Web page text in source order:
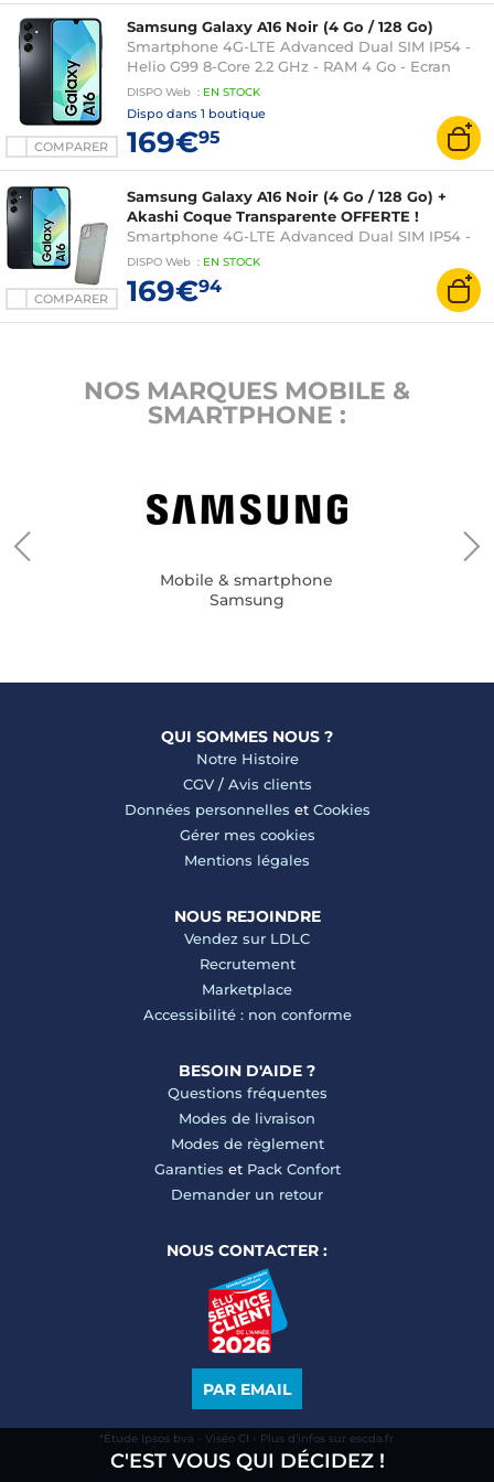
COMPARER
Samsung Galaxy A16 Noir (4 Go / 128 Go)
Smartphone 4G-LTE Advanced Dual SIM IP54 -
Helio G99 8-Core 2.2 GHz - RAM 4 Go - Ecran
tactile Super AMOLED 90 Hz 6.7" 1080 x 2340 -
128 Go - NFC/Bluetooth 5.3 - 5000 mAh - Android
DISPO Web : EN STOCK
Dispo dans 1 boutique
169€95
COMPARER
Samsung Galaxy A16 Noir (4 Go / 128 Go) +
Akashi Coque Transparente OFFERTE !
Smartphone 4G-LTE Advanced Dual SIM IP54 -
Helio G99 8-Core 2.2 GHz - RAM 4 Go - Ecran
tactile Super AMOLED 90 Hz 6.7" 1080 x 2340 -
128 Go - NFC/Bluetooth 5.3 - 5000 mAh - Android
14 + Coque de protection transparente OFFERTE !
DISPO Web : EN STOCK
169€94
NOS MARQUES MOBILE &
SMARTPHONE :
Mobile & smartphone
Samsung
QUI SOMMES NOUS ?
Notre Histoire
CGV/ Avis clients
Données personnelles et Cookies
Gérer mes cookies
Mentions légales
NOUS REJOINDRE
Vendez sur LDLC
Recrutement
Marketplace
Accessibilité : non conforme
BESOIN D'AIDE ?
Questions fréquentes
Modes de livraison
Modes de règlement
Garanties et Pack Confort
Demander un retour
NOUS CONTACTER :
PAR EMAIL
*Étude Ipsos bva - Viséo CI - Plus d’infos sur escda.fr
C'EST VOUS QUI DÉCIDEZ !